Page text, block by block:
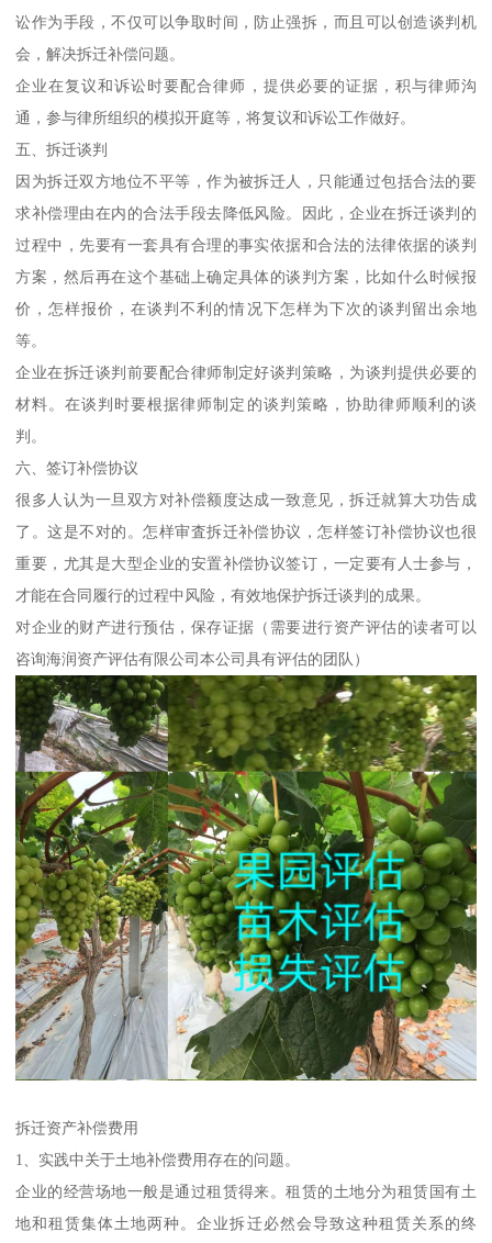
讼作为手段，不仅可以争取时间，防止强拆，而且可以创造谈判机
会，解决拆迁补偿问题。
企业在复议和诉讼时要配合律师，提供必要的证据，积与律师沟
通，参与律所组织的模拟开庭等，将复议和诉讼工作做好。
五、拆迁谈判
因为拆迁双方地位不平等，作为被拆迁人，只能通过包括合法的要
求补偿理由在内的合法手段去降低风险。因此，企业在拆迁谈判的
过程中，先要有一套具有合理的事实依据和合法的法律依据的谈判
方案，然后再在这个基础上确定具体的谈判方案，比如什么时候报
价，怎样报价，在谈判不利的情况下怎样为下次的谈判留出余地
等。
企业在拆迁谈判前要配合律师制定好谈判策略，为谈判提供必要的
材料。在谈判时要根据律师制定的谈判策略，协助律师顺利的谈
判。
六、签订补偿协议
很多人认为一旦双方对补偿额度达成一致意见，拆迁就算大功告成
了。这是不对的。怎样审査拆迁补偿协议，怎样签订补偿协议也很
重要，尤其是大型企业的安置补偿协议签订，一定要有人士参与，
才能在合同履行的过程中风险，有效地保护拆迁谈判的成果。
对企业的财产进行预估，保存证据（需要进行资产评估的读者可以
咨询海润资产评估有限公司本公司具有评估的团队）
拆迁资产补偿费用
1、实践中关于土地补偿费用存在的问题。
企业的经营场地一般是通过租赁得来。租赁的土地分为租赁国有土
地和租赁集体土地两种。企业拆迁必然会导致这种租赁关系的终